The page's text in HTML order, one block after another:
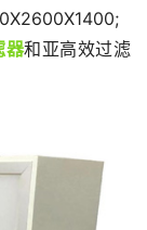
器和亚高效过滤